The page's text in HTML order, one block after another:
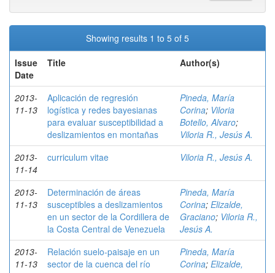
Showing results 1 to 5 of 5
Issue
Date
Title Author(s)
2013-
11-13
Aplicación de regresión
logística y redes bayesianas
para evaluar susceptibilidad a
deslizamientos en montañas
Pineda, María
Corina; Viloria
Botello, Alvaro;
Viloria R., Jesús A.
2013-
11-14
curriculum vitae Viloria R., Jesús A.
2013-
11-13
Determinación de áreas
susceptibles a deslizamientos
en un sector de la Cordillera de
la Costa Central de Venezuela
Pineda, María
Corina; Elizalde,
Graciano; Viloria R.,
Jesús A.
2013-
11-13
Relación suelo-paisaje en un
sector de la cuenca del río
Pineda, María
Corina; Elizalde,